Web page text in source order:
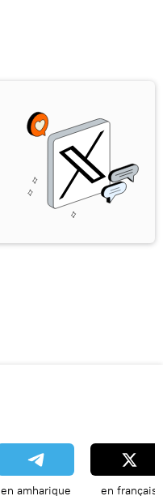
en amharique en français